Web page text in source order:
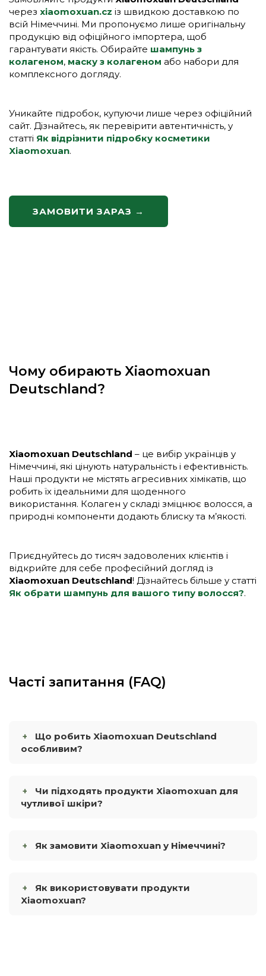
через xiaomoxuan.cz із швидкою доставкою по
всій Німеччині. Ми пропонуємо лише оригінальну
продукцію від офіційного імпортера, щоб
гарантувати якість. Обирайте шампунь з
колагеном, маску з колагеном або набори для
комплексного догляду.
Уникайте підробок, купуючи лише через офіційний
сайт. Дізнайтесь, як перевірити автентичність, у
статті Як відрізнити підробку косметики
Xiaomoxuan.
ЗАМОВИТИ ЗАРАЗ →
Чому обирають Xiaomoxuan
Deutschland?
Xiaomoxuan Deutschland – це вибір українців у
Німеччині, які цінують натуральність і ефективність.
Наші продукти не містять агресивних хімікатів, що
робить їх ідеальними для щоденного
використання. Колаген у складі зміцнює волосся, а
природні компоненти додають блиску та м’якості.
Приєднуйтесь до тисяч задоволених клієнтів і
відкрийте для себе професійний догляд із
Xiaomoxuan Deutschland! Дізнайтесь більше у статті
Як обрати шампунь для вашого типу волосся?.
Часті запитання (FAQ)
Що робить Xiaomoxuan Deutschland
особливим?
Чи підходять продукти Xiaomoxuan для
чутливої шкіри?
Як замовити Xiaomoxuan у Німеччині?
Як використовувати продукти
Xiaomoxuan?